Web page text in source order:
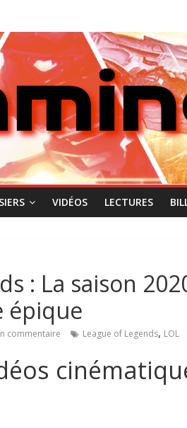
VIDÉOS LECTURES
: La saison
épique
commentaire League of Legends, LOL